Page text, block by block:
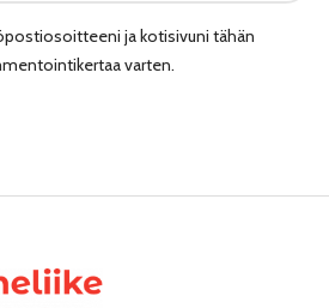
ja kotisivuni tähän
varten.